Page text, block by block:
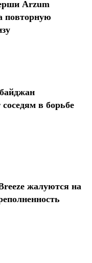
Arzum
повторную
в борьбе
жалуются на